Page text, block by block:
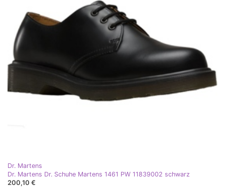
Dr. Martens
Dr. Martens Dr. Schuhe Martens 1461 PW 11839002 schwarz
200,10 €